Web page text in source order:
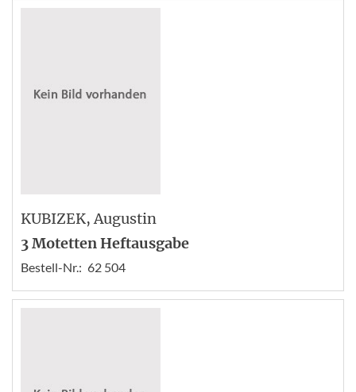
KUBIZEK, Augustin
3 Motetten Heftausgabe
Bestell-Nr.: 62 504